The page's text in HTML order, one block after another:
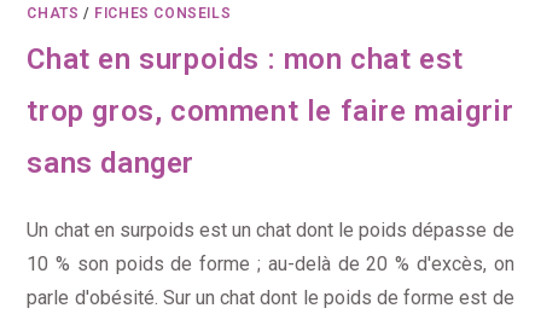
CHATS / FICHES CONSEILS
Chat en surpoids : mon chat est
trop gros, comment le faire maigrir
sans danger
Un chat en surpoids est un chat dont le poids dépasse de
10 % son poids de forme ; au-delà de 20 % d'excès, on
parle d'obésité. Sur un chat dont le poids de forme est de